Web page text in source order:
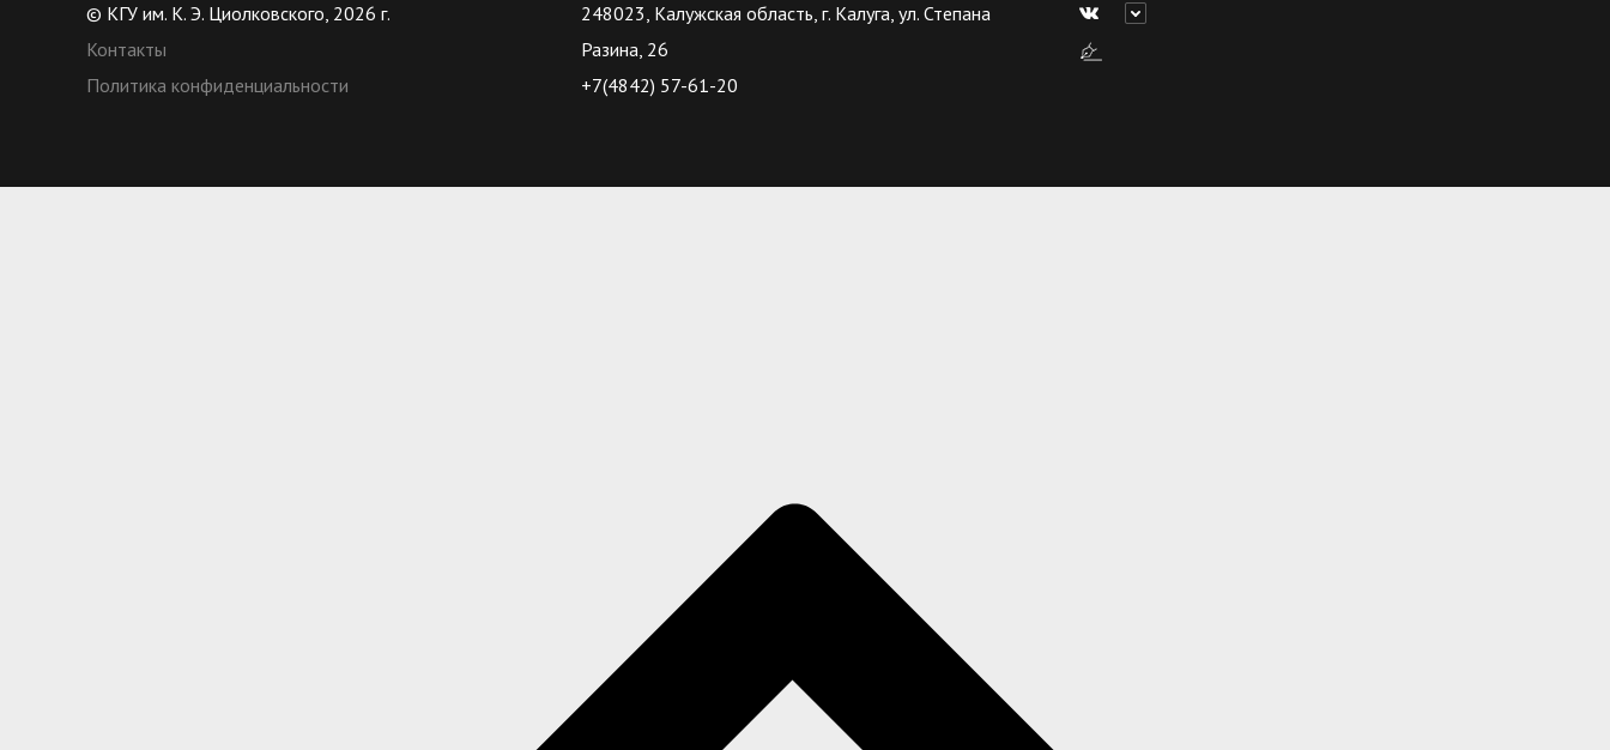
© КГУ им. К. Э. Циолковского, 2026 г.
Контакты
Политика конфиденциальности
248023, Калужская область, г. Калуга, ул. Степана
Разина, 26
+7(4842) 57-61-20